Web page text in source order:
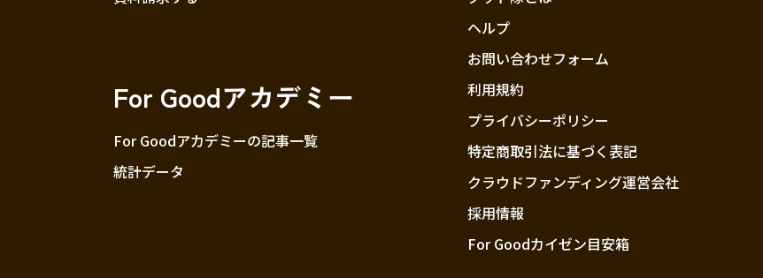
For Goodアカデミー
For Goodアカデミーの記事一覧
統計データ
ヘルプ
お問い合わせフォーム
利用規約
プライバシーポリシー
特定商取引法に基づく表記
クラウドファンディング運営会社
採用情報
For Goodカイゼン目安箱